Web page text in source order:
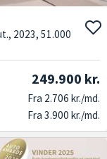
2023, 51.000
249.900 kr.
Fra 2.706 kr./md.
Fra 3.900 kr./md.